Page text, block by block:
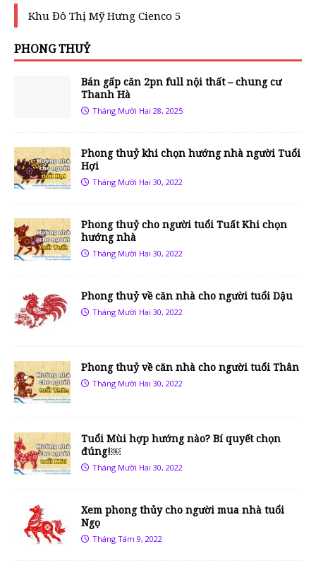
Khu Đô Thị Mỹ Hưng Cienco 5
PHONG THUỶ
Bán gấp căn 2pn full nội thất – chung cư
Thanh Hà
Tháng Mười Hai 28, 2025
Phong thuỷ khi chọn hướng nhà người Tuổi
Hợi
Tháng Mười Hai 30, 2022
Phong thuỷ cho người tuổi Tuất Khi chọn
hướng nhà
Tháng Mười Hai 30, 2022
Phong thuỷ về căn nhà cho người tuổi Dậu
Tháng Mười Hai 30, 2022
Phong thuỷ về căn nhà cho người tuổi Thân
Tháng Mười Hai 30, 2022
Tuổi Mùi hợp hướng nào? Bí quyết chọn
đúng!￼
Tháng Mười Hai 30, 2022
Xem phong thủy cho người mua nhà tuổi
Ngọ
Tháng Tám 9, 2022